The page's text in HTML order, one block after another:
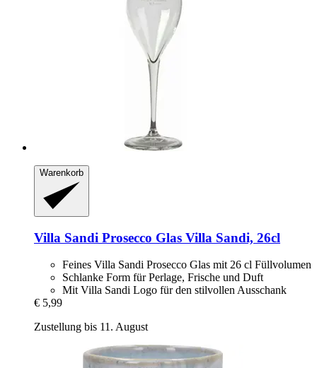
Warenkorb
Villa Sandi Prosecco Glas Villa Sandi, 26cl
Feines Villa Sandi Prosecco Glas mit 26 cl Füllvolumen
Schlanke Form für Perlage, Frische und Duft
Mit Villa Sandi Logo für den stilvollen Ausschank
€ 5,99
Zustellung bis 11. August